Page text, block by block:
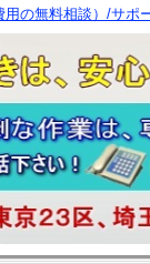
の無料相談）/サポ